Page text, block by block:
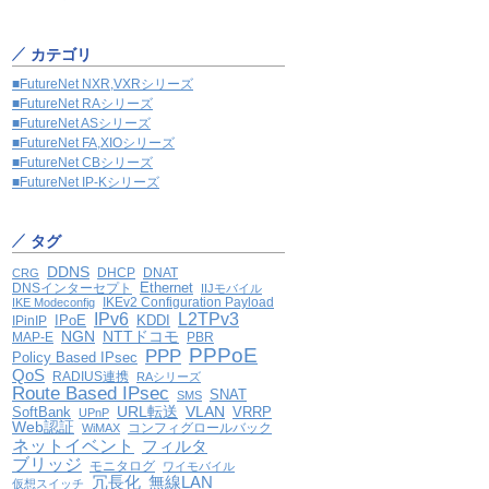
カテゴリ
■FutureNet NXR,VXRシリーズ
■FutureNet RAシリーズ
■FutureNet ASシリーズ
■FutureNet FA,XIOシリーズ
■FutureNet CBシリーズ
■FutureNet IP-Kシリーズ
タグ
CRG DDNS DHCP DNAT
DNSインターセプト Ethernet
IIJモバイル
IKE Modeconfig
IKEv2 Configuration Payload
IPinIP
IPoE IPv6 KDDI L2TPv3
MAP-E NGN NTTドコモ PBR
Policy Based IPsec PPP PPPoE
QoS RADIUS連携 RAシリーズ
Route Based IPsec SMS SNAT
SoftBank UPnP URL転送 VLAN VRRP
Web認証
WiMAX コンフィグロールバック
ネットイベント
フィルタ
ブリッジ
モニタログ
ワイモバイル
仮想スイッチ
冗長化 無線LAN